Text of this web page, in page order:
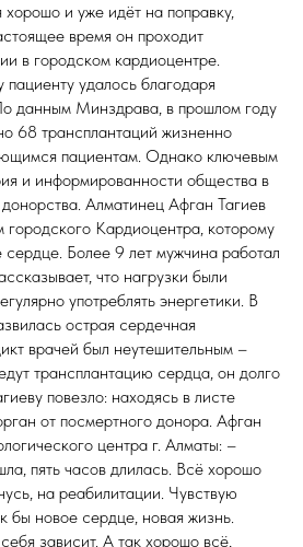
хорошо и уже идёт на поправку,
время он проходит
в городском кардиоцентре.
удалось благодаря
данным Минздрава, в прошлом году
68 трансплантаций жизненно
пациентам. Однако ключевым
и информированности общества в
Алматинец Афган Тагиев
городского Кардиоцентра, которому
Более 9 лет мужчина работал
что нагрузки были
употреблять энергетики. В
острая сердечная
врачей был неутешительным –
трансплантацию сердца, он долго
повезло: находясь в листе
от посмертного донора. Афган
центра г. Алматы: –
пять часов длилась. Всё хорошо
на реабилитации. Чувствую
бы новое сердце, новая жизнь.
зависит. А так хорошо всё,